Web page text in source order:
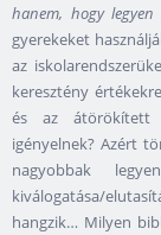
hanem, hogy legyen
gyerekeket
az
keresztény
és az átörökített
igényelnek? Azért
nagyobbak
kiválogatása/
hangzik… Milyen